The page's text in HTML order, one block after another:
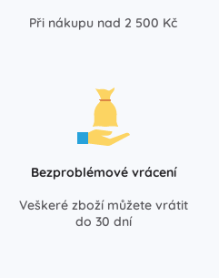
Při nákupu nad 2 500 Kč
Bezproblémové vrácení
Veškeré zboží můžete vrátit
do 30 dní